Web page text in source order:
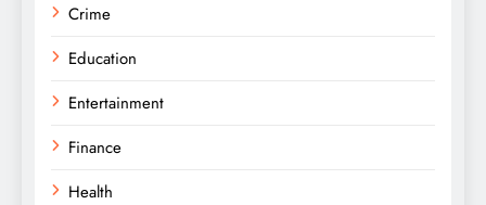
Crime
Education
Entertainment
Finance
Health